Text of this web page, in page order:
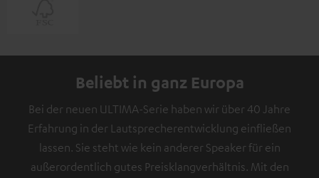
Beliebt in ganz Europa
Bei der neuen ULTIMA-Serie haben wir über 40 Jahre
Erfahrung in der Lautsprecherentwicklung einfließen
lassen. Sie steht wie kein anderer Speaker für ein
außerordentlich gutes Preisklangverhältnis. Mit den